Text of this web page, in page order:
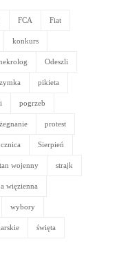
FCA Fiat
konkurs
Odeszli
pikieta
pogrzeb
protest
Sierpień
wojenny strajk
więzienna
wybory
święta